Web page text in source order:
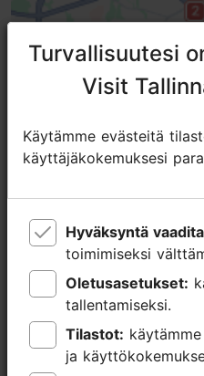
Turvallisuutesi
Visit
Käytämme evästeitä
käyttäjäkokemuksesi
Hyväksyntä
toimimiseksi
Oletusasetukset:
tallentamiseksi.
Tilastot:
ja
Turvallisuutesi
Visit
Käytämme evästeitä
käyttäjäkokemuksesi
Hyväksyntä
toimimiseksi
Oletusasetukset:
tallentamiseksi.
Tilastot:
ja